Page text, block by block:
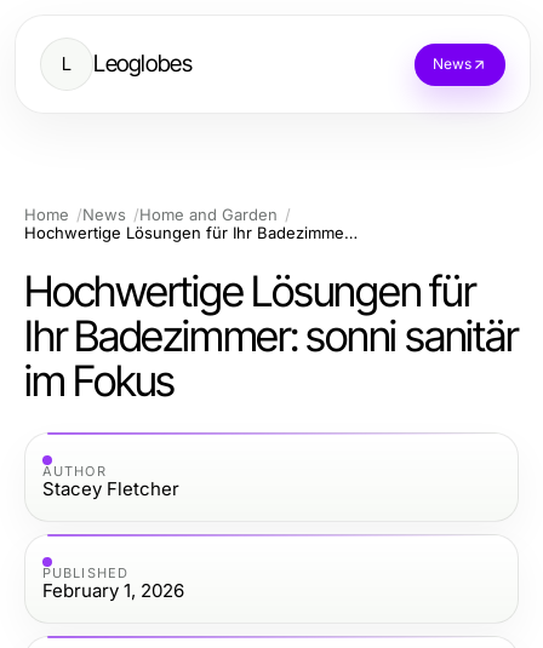
L Leoglobes News
Home News
Home and Garden
Hochwertige Lösungen für Ihr Badezimmer: sonni sanitär im Fokus
Hochwertige Lösungen für
Ihr Badezimmer: sonni sanitär
im Fokus
AUTHOR
Stacey Fletcher
PUBLISHED
February 1, 2026